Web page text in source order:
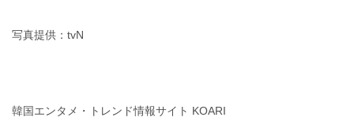
写真提供：tvN
韓国エンタメ・トレンド情報サイト KOARI